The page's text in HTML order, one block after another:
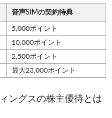
音声SIMの契約特典
5,000ポイント
10,000ポイント
2,500ポイント
最大23,000ポイント
ングスの株主優待とは